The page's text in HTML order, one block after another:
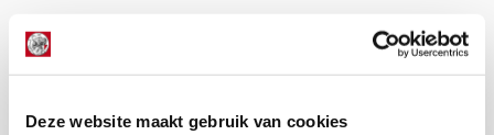
Deze website maakt gebruik van cookies
Míchels elf: met welke formatie begin
jij aan nieuw eredivisieseizoen?
NIEUWS